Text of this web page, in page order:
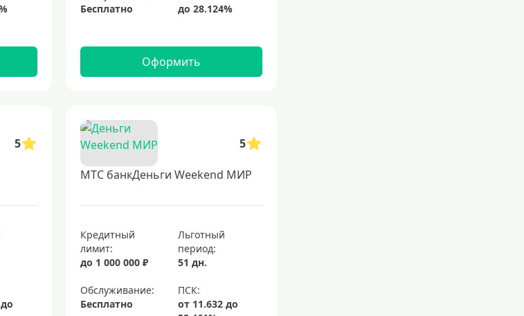
Бесплатно
Оформить
5 5
МТС банкДеньги Weekend МИР
Кредитный
лимит:
до 1 000 000 ₽
Льготный
период:
51 дн.
Обслуживание:
Бесплатно